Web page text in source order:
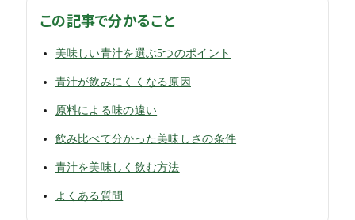
この記事で分かること
美味しい青汁を選ぶ5つのポイント
青汁が飲みにくくなる原因
原料による味の違い
飲み比べて分かった美味しさの条件
青汁を美味しく飲む方法
よくある質問